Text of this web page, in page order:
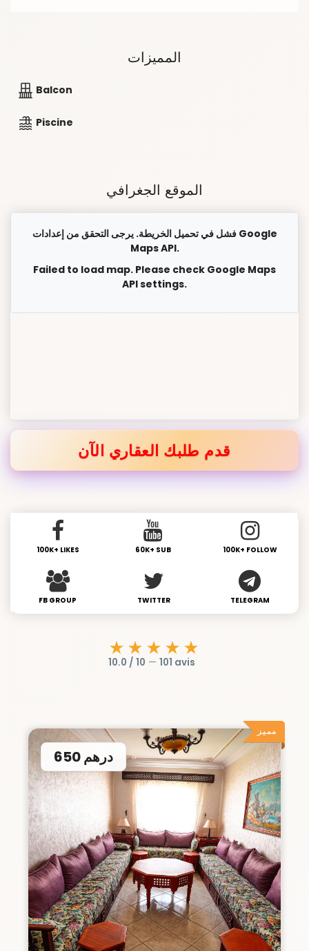
المميزات
Balcon
Piscine
الموقع الجغرافي
فشل في تحميل الخريطة. يرجى التحقق من إعدادات Google
Maps API.
Failed to load map. Please check Google Maps
API settings.
قدم طلبك العقاري الآن
100K+ LIKES 60K+ SUB 100K+ FOLLOW
FB GROUP TWITTER TELEGRAM
★★★★★
10.0 / 10 — 101 avis
مميز
650 درهم